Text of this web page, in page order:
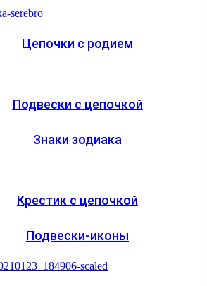
Цепочки с родием
Подвески с цепочкой
Знаки зодиака
Крестик с цепочкой
Подвески-иконы